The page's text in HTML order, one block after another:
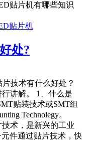
贴片机有哪些知识
贴片机
处?
技术有什么好处？
讲解。 1、什么是
贴装技术或SMT组
Technolegy。
术，是新兴的工业
件通过贴片技术，快